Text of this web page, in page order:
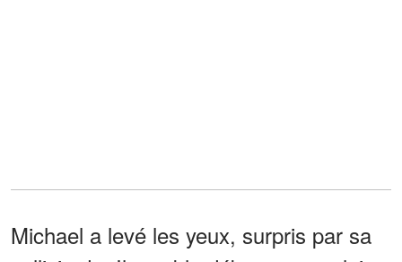
Michael a levé les yeux, surpris par sa